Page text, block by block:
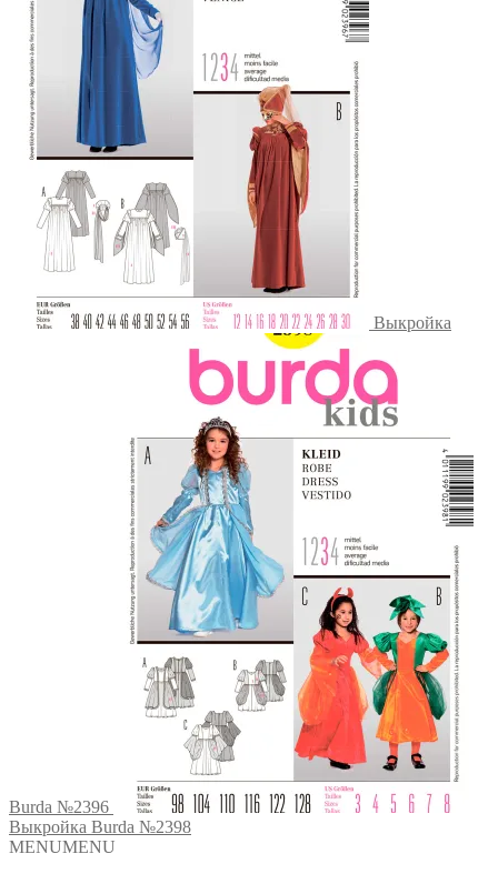
Выкройка
Burda №2396
Выкройка Burda №2398
MENUMENU